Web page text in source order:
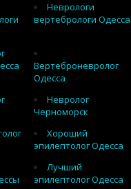
Неврологи
вертебрологи Одесса
Вертеброневролог
Одесса
Невролог
Черноморск
Хороший
эпилептолог Одесса
Лучший
эпилептолог Одесса